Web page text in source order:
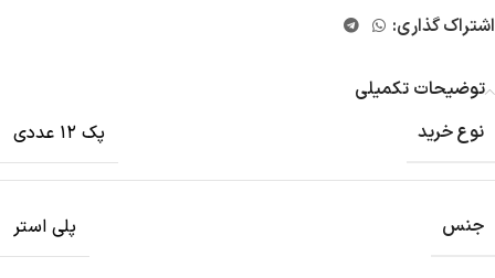
اشتراک گذاری:
توضیحات تکمیلی
نوع خرید
پک ۱۲ عددی
جنس پلی استر